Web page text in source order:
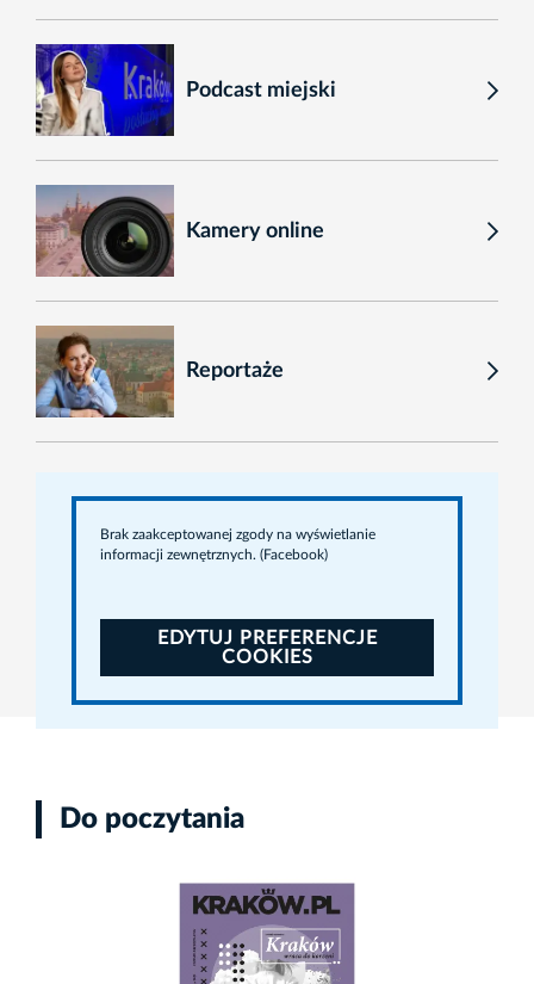
Podcast miejski
Kamery online
Reportaże
Brak zaakceptowanej zgody na wyświetlanie
informacji zewnętrznych. (Facebook)
EDYTUJ PREFERENCJE
COOKIES
Do poczytania